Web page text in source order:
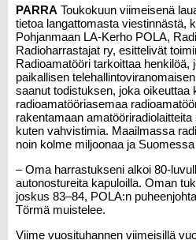
PARRA Toukokuun viimeisenä
tietoa langattomasta viestinnästä,
Pohjanmaan LA-Kerho POLA,
Radioharrastajat ry, esittelivät
Radioamatööri tarkoittaa henkilöä,
paikallisen
saanut todistuksen, joka oikeuttaa
radioamatööriasemaa
rakentamaan
kuten vahvistimia. Maailmassa
noin kolme miljoonaa ja
– Oma harrastukseni alkoi 80-
autonostureita kapuloilla. Oman
joskus 83–84, POLA:n
Törmä muistelee.
Viime vuosituhannen viimeisillä